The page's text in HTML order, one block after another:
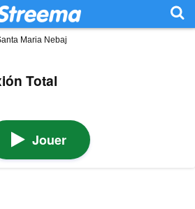
Maria Nebaj
Total
Jouer